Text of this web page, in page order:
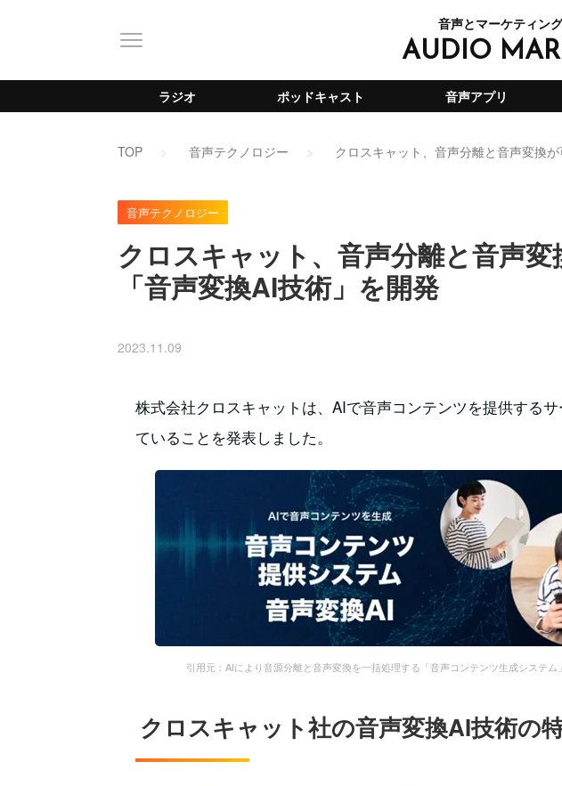
音声とマーケティン
AUDIO
ラジオ ポッドキャスト 音声アプリ
TOP 音声テクノロジー クロスキャット、音声分離と音声変換
音声テクノロジー
クロスキャット、音声分離と音声変
「音声変換AI技術」を開発
2023.11.09
株式会社クロスキャットは、AIで音声コンテンツを提供する
ていることを発表しました。
引用元：AIにより音源分離と音声変換を一括処理する「音声コンテンツ生成システム
クロスキャット社の音声変換AI技術の